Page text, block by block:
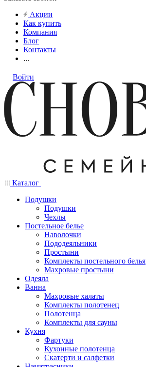
Акции
Как купить
Компания
Блог
Контакты
...
Войти
Каталог
Подушки
Подушки
Чехлы
Постельное белье
Наволочки
Пододеяльники
Простыни
Комплекты постельного белья
Махровые простыни
Одеяла
Ванна
Махровые халаты
Комплекты полотенец
Полотенца
Комплекты для сауны
Кухня
Фартуки
Кухонные полотенца
Скатерти и салфетки